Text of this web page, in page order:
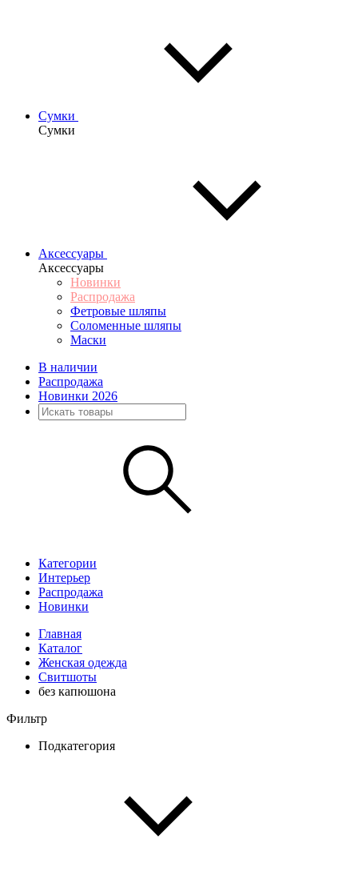
Сумки
Сумки
Аксессуары
Аксессуары
Новинки
Распродажа
Фетровые шляпы
Соломенные шляпы
Маски
В наличии
Распродажа
Новинки 2026
Категории
Интерьер
Распродажа
Новинки
Главная
Каталог
Женская одежда
Свитшоты
без капюшона
Фильтр
Подкатегория